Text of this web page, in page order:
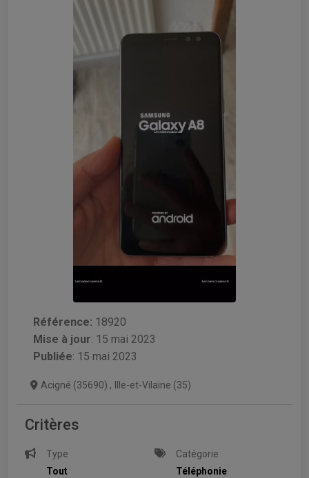
Référence: 18920
Mise à jour: 15 mai 2023
Publiée: 15 mai 2023
Acigné (35690) , Ille-et-Vilaine (35)
Critères
Type
Tout
Catégorie
Téléphonie